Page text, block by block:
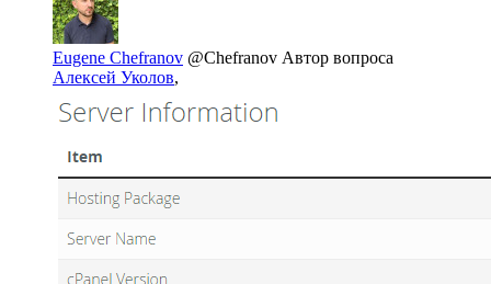
Eugene Chefranov @Chefranov Автор вопроса
Алексей Уколов,